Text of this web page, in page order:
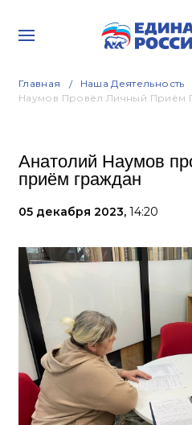
Главная Наша Деятельность
Наумов Провёл Личный Приём
Анатолий Наумов
приём граждан
05 декабря 2023, 14:20